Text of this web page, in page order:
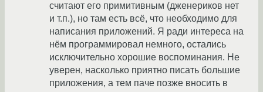
считают его примитивным (дженериков нет
и т.п.), но там есть всё, что необходимо для
написания приложений. Я ради интереса на
нём программировал немного, остались
исключительно хорошие воспоминания. Не
уверен, насколько приятно писать большие
приложения, а тем паче позже вносить в